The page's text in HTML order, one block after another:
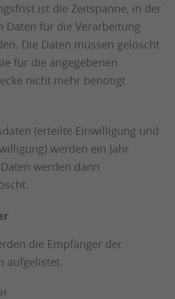
ist die Zeitspanne, in der
Daten für die Verarbeitung
Die Daten müssen gelöscht
für die angegebenen
nicht mehr benötigt
(erteilte Einwilligung und
werden ein Jahr
werden dann
die Empfänger der
aufgelistet.